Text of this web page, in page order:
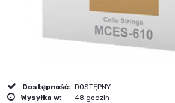
Dostępność: DOSTĘPNY
Wysyłka w:
48 godzin